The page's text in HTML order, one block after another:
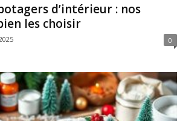
d’intérieur : nos
les choisir
0